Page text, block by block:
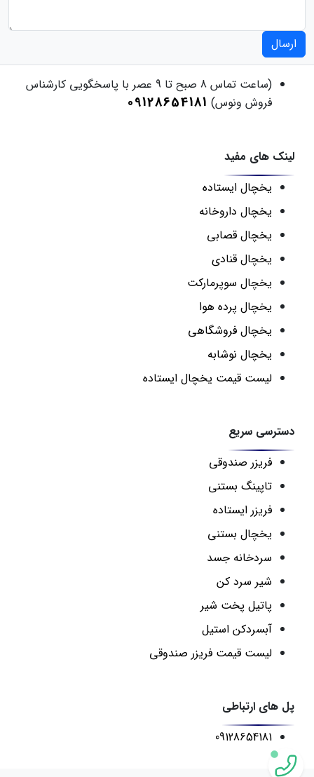
ارسال
(ساعت تماس 8 صبح تا 9 عصر با پاسخگویی کارشناس
فروش ونوس) 09128654181
لینک های مفید
یخچال ایستاده
یخچال داروخانه
یخچال قصابی
یخچال قنادی
یخچال سوپرمارکت
یخچال پرده هوا
یخچال فروشگاهی
یخچال نوشابه
لیست قیمت یخچال ایستاده
دسترسی سریع
فریزر صندوقی
تاپینگ بستنی
فریزر ایستاده
یخچال بستنی
سردخانه جسد
شیر سرد کن
پاتیل پخت شیر
آبسردکن استیل
لیست قیمت فریزر صندوقی
پل های ارتباطی
09128654181